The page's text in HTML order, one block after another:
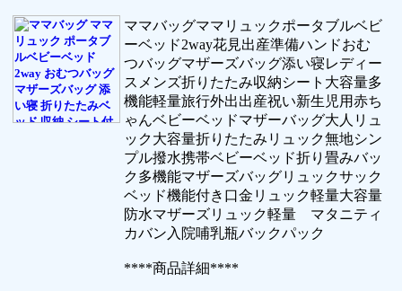
ママバッグママリュックポータブルベビ
ーベッド2way花見出産準備ハンドおむ
つバッグマザーズバッグ添い寝レディー
スメンズ折りたたみ収納シート大容量多
機能軽量旅行外出出産祝い新生児用赤ち
ゃんベビーベッドマザーバッグ大人リュ
ック大容量折りたたみリュック無地シン
プル撥水携帯ベビーベッド折り畳みバッ
ク多機能マザーズバッグリュックサック
ベッド機能付き口金リュック軽量大容量
防水マザーズリュック軽量 マタニティ
カバン入院哺乳瓶バックパック
****商品詳細****